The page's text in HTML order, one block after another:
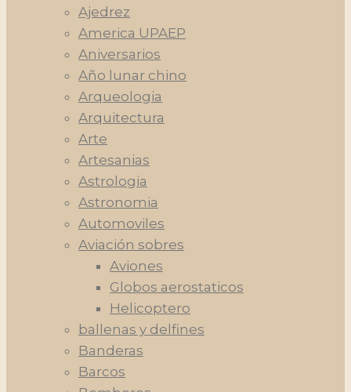
Ajedrez
America UPAEP
Aniversarios
Año lunar chino
Arqueologia
Arquitectura
Arte
Artesanias
Astrologia
Astronomia
Automoviles
Aviación sobres
Aviones
Globos aerostaticos
Helicoptero
ballenas y delfines
Banderas
Barcos